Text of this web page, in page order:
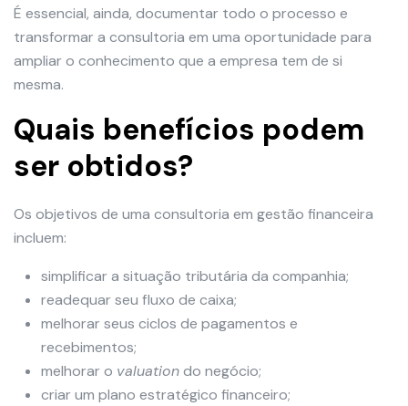
É essencial, ainda, documentar todo o processo e
transformar a consultoria em uma oportunidade para
ampliar o conhecimento que a empresa tem de si
mesma.
Quais benefícios podem
ser obtidos?
Os objetivos de uma consultoria em gestão financeira
incluem:
simplificar a situação tributária da companhia;
readequar seu fluxo de caixa;
melhorar seus ciclos de pagamentos e
recebimentos;
melhorar o valuationdo negócio;
criar um plano estratégico financeiro;